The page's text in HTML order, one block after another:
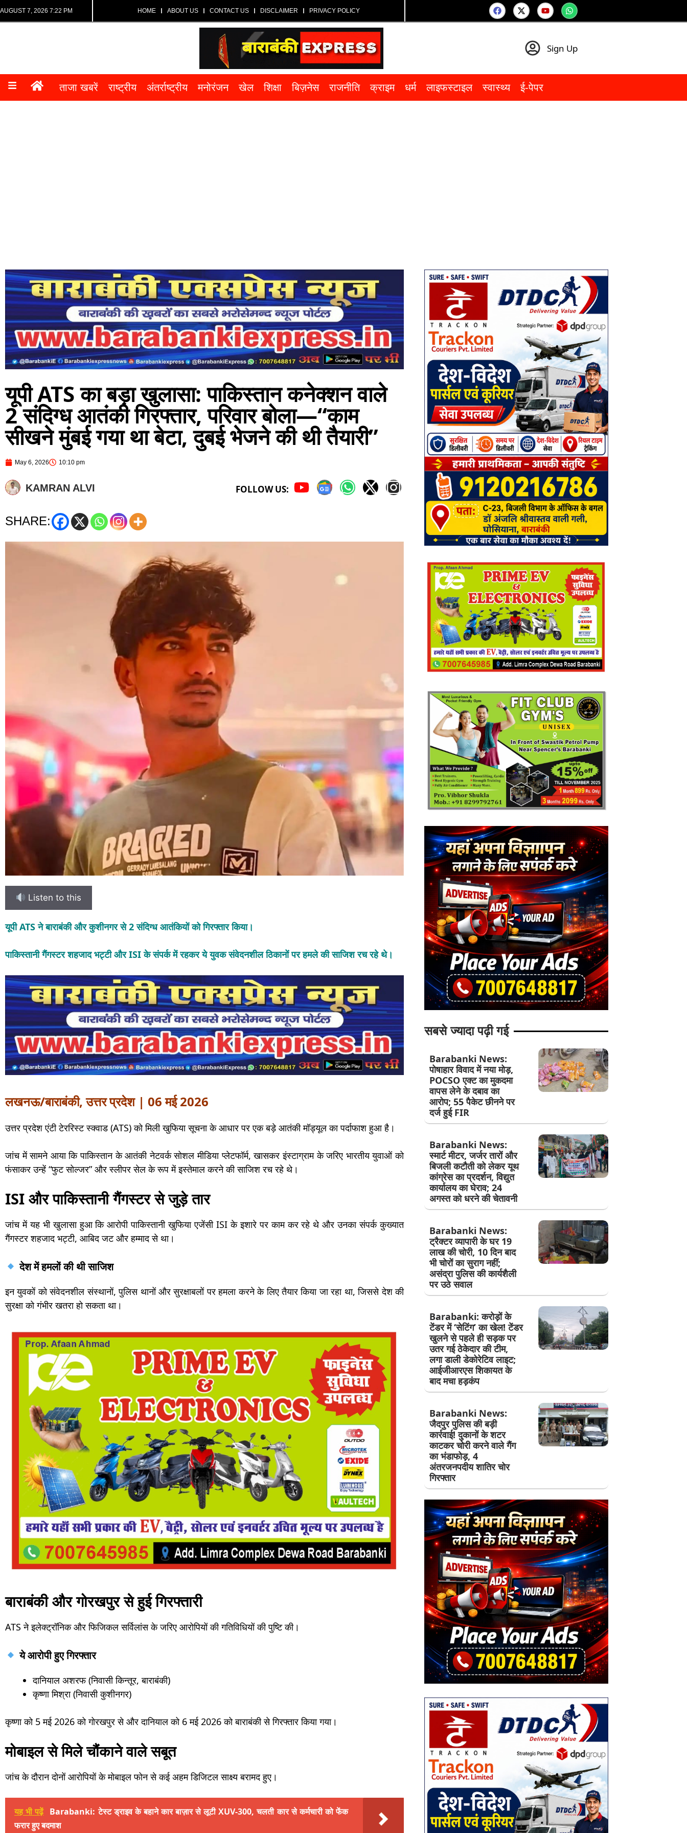
AUGUST 7, 2026 7:22 PM HOME ABOUT US CONTACT US DISCLAIMER PRIVACY POLICY
Sign Up
ताजा खबरें राष्ट्रीय अंतर्राष्ट्रीय मनोरंजन खेल शिक्षा बिज़नेस राजनीति क्राइम धर्म लाइफस्टाइल स्वास्थ्य ई-पेपर
यूपी ATS का बड़ा खुलासा: पाकिस्तान कनेक्शन वाले
2 संदिग्ध आतंकी गिरफ्तार, परिवार बोला—“काम
सीखने मुंबई गया था बेटा, दुबई भेजने की थी तैयारी”
May 6, 2026 10:10 pm
KAMRAN ALVI FOLLOW US:
SHARE:
Listen to this
यूपी ATS ने बाराबंकी और कुशीनगर से 2 संदिग्ध आतंकियों को गिरफ्तार किया।
पाकिस्तानी गैंगस्टर शहजाद भट्टी और ISI के संपर्क में रहकर ये युवक संवेदनशील ठिकानों पर हमले की साजिश रच रहे थे।
लखनऊ/बाराबंकी, उत्तर प्रदेश | 06 मई 2026
उत्तर प्रदेश एंटी टेररिस्ट स्क्वाड (ATS) को मिली खुफिया सूचना के आधार पर एक बड़े आतंकी मॉड्यूल का पर्दाफाश हुआ है।
जांच में सामने आया कि पाकिस्तान के आतंकी नेटवर्क सोशल मीडिया प्लेटफॉर्म, खासकर इंस्टाग्राम के जरिए भारतीय युवाओं को
फंसाकर उन्हें “फुट सोल्जर” और स्लीपर सेल के रूप में इस्तेमाल करने की साजिश रच रहे थे।
ISI और पाकिस्तानी गैंगस्टर से जुड़े तार
जांच में यह भी खुलासा हुआ कि आरोपी पाकिस्तानी खुफिया एजेंसी ISI के इशारे पर काम कर रहे थे और उनका संपर्क कुख्यात
गैंगस्टर शहजाद भट्टी, आबिद जट और हम्माद से था।
देश में हमलों की थी साजिश
इन युवकों को संवेदनशील संस्थानों, पुलिस थानों और सुरक्षाबलों पर हमला करने के लिए तैयार किया जा रहा था, जिससे देश की
सुरक्षा को गंभीर खतरा हो सकता था।
बाराबंकी और गोरखपुर से हुई गिरफ्तारी
ATS ने इलेक्ट्रॉनिक और फिजिकल सर्विलांस के जरिए आरोपियों की गतिविधियों की पुष्टि की।
ये आरोपी हुए गिरफ्तार
दानियाल अशरफ (निवासी किन्तूर, बाराबंकी)
कृष्णा मिश्रा (निवासी कुशीनगर)
कृष्णा को 5 मई 2026 को गोरखपुर से और दानियाल को 6 मई 2026 को बाराबंकी से गिरफ्तार किया गया।
मोबाइल से मिले चौंकाने वाले सबूत
जांच के दौरान दोनों आरोपियों के मोबाइल फोन से कई अहम डिजिटल साक्ष्य बरामद हुए।
यह भी पढ़ें Barabanki: टेस्ट ड्राइव के बहाने कार बाज़ार से लूटी XUV-300, चलती कार से कर्मचारी को फेंक
फरार हुए बदमाश
सबसे ज्यादा पढ़ी गई
Barabanki News:
पोषाहार विवाद में नया मोड़,
POCSO एक्ट का मुकदमा
वापस लेने के दबाव का
आरोप; 55 पैकेट छीनने पर
दर्ज हुई FIR
Barabanki News:
स्मार्ट मीटर, जर्जर तारों और
बिजली कटौती को लेकर यूथ
कांग्रेस का प्रदर्शन, विद्युत
कार्यालय का घेराव; 24
अगस्त को धरने की चेतावनी
Barabanki News:
ट्रैक्टर व्यापारी के घर 19
लाख की चोरी, 10 दिन बाद
भी चोरों का सुराग नहीं;
असंद्रा पुलिस की कार्यशैली
पर उठे सवाल
Barabanki: करोड़ों के
टेंडर में ‘सेटिंग’ का खेल! टेंडर
खुलने से पहले ही सड़क पर
उतर गई ठेकेदार की टीम,
लगा डाली डेकोरेटिव लाइट;
आईजीआरएस शिकायत के
बाद मचा हड़कंप
Barabanki News:
जैदपुर पुलिस की बड़ी
कार्रवाई! दुकानों के शटर
काटकर चोरी करने वाले गैंग
का भंडाफोड़, 4
अंतरजनपदीय शातिर चोर
गिरफ्तार